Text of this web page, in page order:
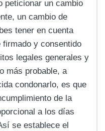
peticionar un cambio
un cambio de
tener en cuenta
y consentido
legales generales y
más probable, a
condonarlo, es que
de la
a los días
se establece el